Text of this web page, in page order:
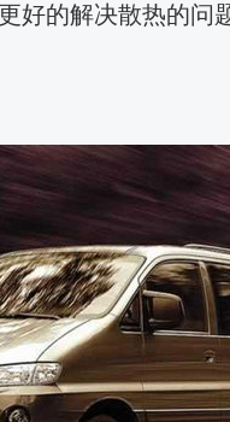
好的解决散热的问